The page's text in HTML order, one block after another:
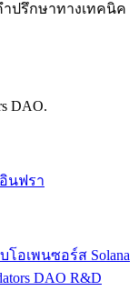
ปรึกษาทางเทคนิค
DAO.
นฟรา
อเพนซอร์ส Solana
DAO R&D